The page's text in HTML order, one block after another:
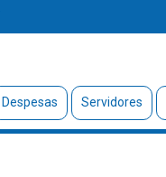
Despesas Servidores